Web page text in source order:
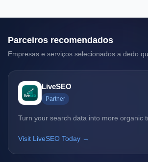
Parceiros recomendados
Empresas e serviços selecionados a dedo
LiveSEO
Partner
Turn your search data into more organic
Visit LiveSEO Today →